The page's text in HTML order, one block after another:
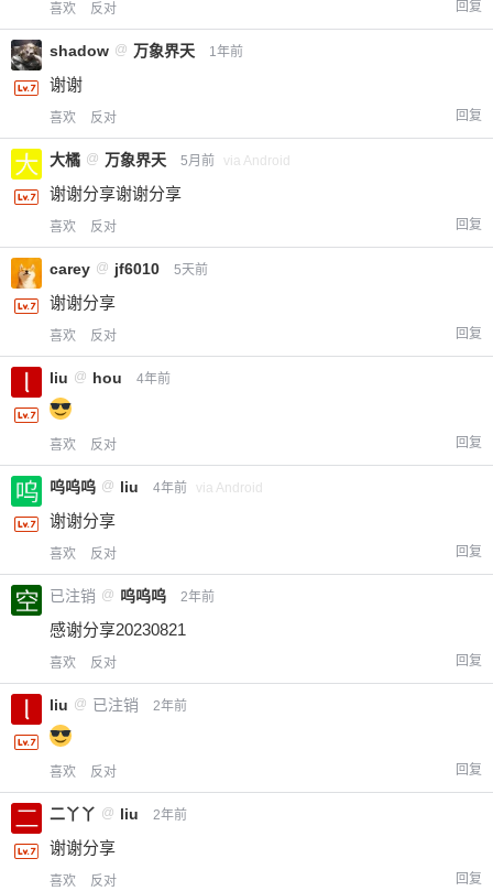
喜欢 反对 回复
shadow @ 万象界天 1年前
谢谢
喜欢 反对 回复
大橘 @ 万象界天 5月前 via Android
谢谢分享谢谢分享
喜欢 反对 回复
carey @ jf6010 5天前
谢谢分享
喜欢 反对 回复
liu @ hou 4年前
喜欢 反对 回复
呜呜呜 @ liu 4年前 via Android
谢谢分享
喜欢 反对 回复
已注销 @ 呜呜呜 2年前
感谢分享20230821
喜欢 反对 回复
liu @ 已注销 2年前
喜欢 反对 回复
二丫丫 @ liu 2年前
谢谢分享
喜欢 反对 回复